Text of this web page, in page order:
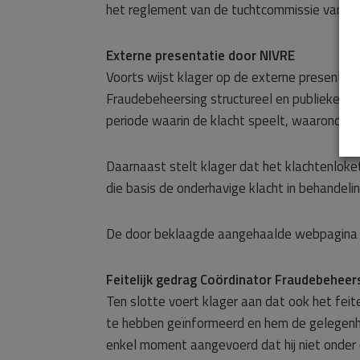
het reglement van de tuchtcommissie van het
Externe presentatie door NIVRE
Voorts wijst klager op de externe
Fraudebeheersing structureel en
periode waarin de klacht speelt,
Daarnaast stelt klager dat het
die basis de onderhavige klacht in
De door beklaagde aangehaalde
Feitelijk gedrag Coördinator
Ten slotte voert klager aan dat ook het
te hebben geïnformeerd en hem de
enkel moment aangevoerd dat hij niet